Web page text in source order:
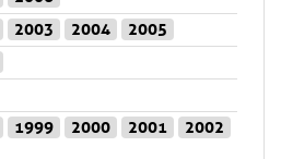
2003 2004
2005
1999 2000 2001
2002